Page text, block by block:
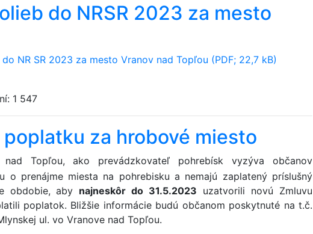
do NRSR 2023 za mesto
NR SR 2023 za mesto Vranov nad Topľou (PDF; 22,7 kB)
1 547
za hrobové miesto
Topľou, ako prevádzkovateľ pohrebísk vyzýva občanov
o prenájme miesta na pohrebisku a nemajú zaplatený príslušný
obdobie, aby najneskôr do 31.5.2023 uzat­vorili novú Zmluvu
poplatok. Bližšie informácie budú občanom poskytnuté na t.č.
ul. vo Vranove nad Topľou.